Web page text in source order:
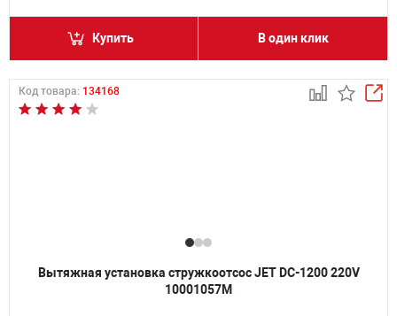
Купить В один клик
Код товара: 134168
Вытяжная установка стружкоотсос JET DC-1200 220V
10001057M